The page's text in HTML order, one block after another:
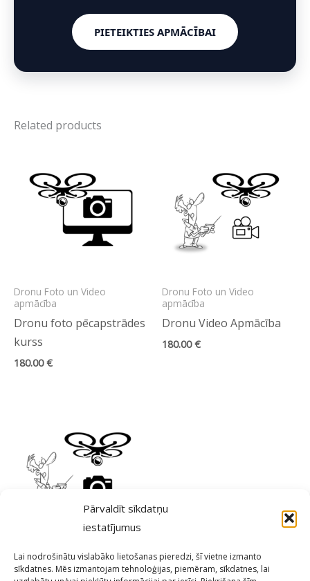
Pārvaldīt sīkdatņu
iestatījumus
Lai nodrošinātu vislabāko lietošanas pieredzi, šī vietne izmanto
sīkdatnes. Mēs izmantojam tehnoloģijas, piemēram, sīkdatnes, lai
PIETEIKTIES APMĀCĪBAI
Related products
Dronu Foto un Video
apmācība
Dronu foto pēcapstrādes
kurss
180.00€
Dronu Foto un Video
apmācība
Dronu Video Apmācība
180.00€
Dronu Foto un Video
apmācība